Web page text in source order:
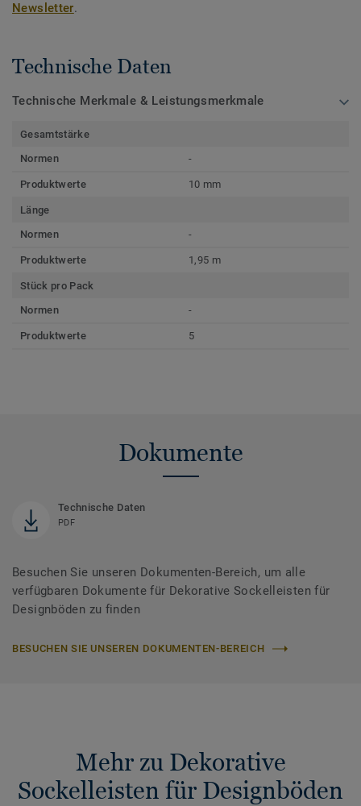
Newsletter.
Technische Daten
Technische Merkmale & Leistungsmerkmale
Gesamtstärke
Normen
-
Produktwerte 10 mm
Länge
Normen
-
Produktwerte 1,95 m
Stück pro Pack
Normen
-
Produktwerte 5
Dokumente
Technische Daten
PDF
Besuchen Sie unseren Dokumenten-Bereich, um alle
verfügbaren Dokumente für Dekorative Sockelleisten für
Designböden zu finden
BESUCHEN SIE UNSEREN DOKUMENTEN-BEREICH
Mehr zu Dekorative
Sockelleisten für Designböden